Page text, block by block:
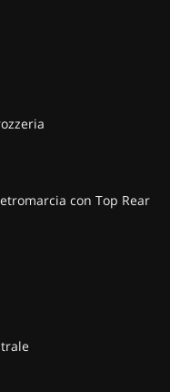
con Top Rear